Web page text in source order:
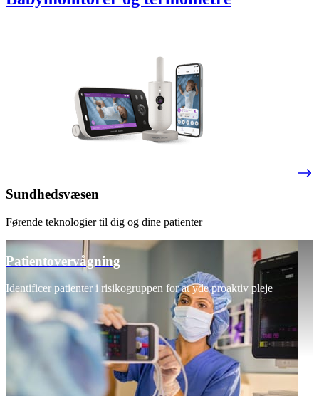
Sundhedsvæsen
Førende teknologier til dig og dine patienter
Patientovervågning
Identificer patienter i risikogruppen for at yde proaktiv pleje